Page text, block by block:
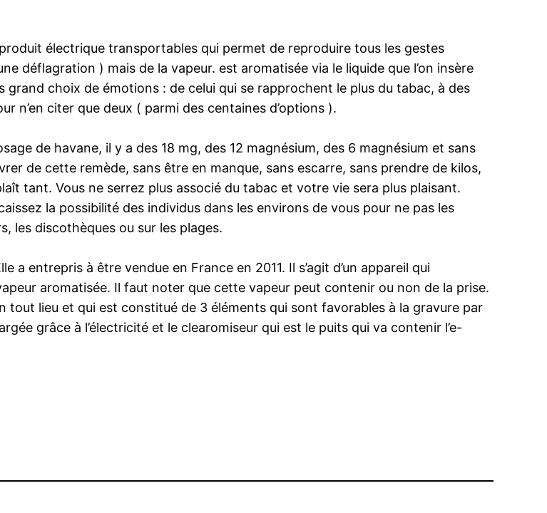
électrique transportables qui permet de reproduire tous les gestes
déflagration ) mais de la vapeur. est aromatisée via le liquide que l’on insère
grand choix de émotions : de celui qui se rapprochent le plus du tabac, à des
n’en citer que deux ( parmi des centaines d’options ).
de havane, il y a des 18 mg, des 12 magnésium, des 6 magnésium et sans
de cette remède, sans être en manque, sans escarre, sans prendre de kilos,
tant. Vous ne serrez plus associé du tabac et votre vie sera plus plaisant.
la possibilité des individus dans les environs de vous pour ne pas les
les discothèques ou sur les plages.
a entrepris à être vendue en France en 2011. Il s’agit d’un appareil qui
aromatisée. Il faut noter que cette vapeur peut contenir ou non de la prise.
tout lieu et qui est constitué de 3 éléments qui sont favorables à la gravure par
grâce à l’électricité et le clearomiseur qui est le puits qui va contenir l’e-